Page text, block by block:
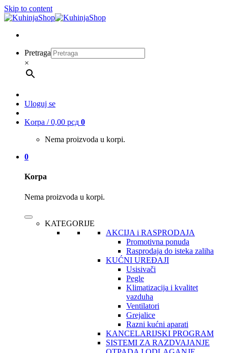
Skip to content
Pretraga
×
Uloguj se
Korpa /0,00 рсд 0
Nema proizvoda u korpi.
0
Korpa
Nema proizvoda u korpi.
KATEGORIJE
AKCIJA i RASPRODAJA
Promotivna ponuda
Rasprodaja do isteka zaliha
KUĆNI UREĐAJI
Usisivači
Pegle
Klimatizacija i kvalitet
vazduha
Ventilatori
Grejalice
Razni kućni aparati
KANCELARIJSKI PROGRAM
SISTEMI ZA RAZDVAJANJE